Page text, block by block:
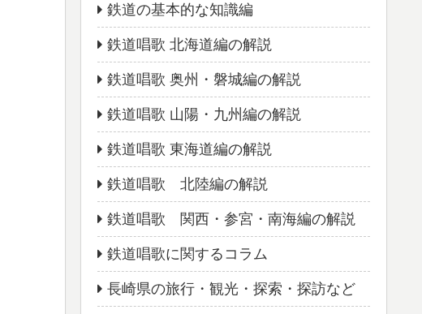
鉄道の基本的な知識編
鉄道唱歌 北海道編の解説
鉄道唱歌 奥州・磐城編の解説
鉄道唱歌 山陽・九州編の解説
鉄道唱歌 東海道編の解説
鉄道唱歌 北陸編の解説
鉄道唱歌 関西・参宮・南海編の解説
鉄道唱歌に関するコラム
長崎県の旅行・観光・探索・探訪など